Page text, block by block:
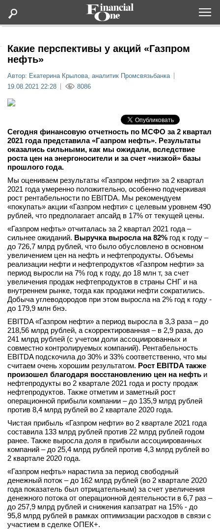
Статьи
Мероприятия
Интервью
вконтакте
телеграм
Стать автором
Вход
Какие перспективы у акций «Газпром
нефть»
Автор: Екатерина Крылова, аналитик Промсвязьбанка
19.08.2021 22:28
8086
Сегодня финансовую отчетность по МСФО за 2 квартал
2021 года представила «Газпром нефть». Результаты
оказались сильными, как мы ожидали, вследствие
роста цен на энергоносители и за счет «низкой» базы
прошлого года.
Мы оцениваем результаты «Газпром нефти» за 2 квартал
2021 года умеренно положительно, особенно подчеркивая
рост рентабельности по EBITDA. Мы рекомендуем
«покупать» акции «Газпром нефти» с целевым уровнем 490
рублей, что предполагает апсайд в 17% от текущей цены.
«Газпром нефть» отчиталась за 2 квартал 2021 года –
сильнее ожиданий. Выручка выросла на 82% год к году –
до 726,7 млрд рублей, что было обусловлено в основном
увеличением цен на нефть и нефтепродукты. Объемы
реализации нефти и нефтепродуктов «Газпром нефти» за
период выросли на 7% год к году, до 18 млн т, за счет
увеличения продаж нефтепродуктов в страны СНГ и на
внутреннем рынке, тогда как продажи нефти сократились.
Добыча углеводородов при этом выросла на 2% год к году -
до 179,9 млн бнэ.
EBITDA «Газпром нефти» а период выросла в 3,3 раза – до
218,56 млрд рублей, а скорректированная – в 2,9 раза, до
241 млрд рублей (c учетом доли ассоциированных и
совместно контролируемых компаний). Рентабельность
EBITDA подскочила до 30% и 33% соответственно, что мы
считаем очень хорошим результатом. Рост EBITDA также
произошел благодаря восстановлению цен на нефть и
нефтепродукты во 2 квартале 2021 года и росту продаж
нефтепродуктов. Также отметим и заметный рост
операционной прибыли компании – до 135,9 млрд рублей
против 8,4 млрд рублей во 2 квартале 2020 года.
Чистая прибыль «Газпром нефти» во 2 квартале 2021 года
составила 133 млрд рублей против 22 млрд рублей годом
ранее. Также выросла доля в прибыли ассоциированных
компаний – до 25,4 млрд рублей против 4,3 млрд рублей во
2 квартале 2020 года.
«Газпром нефть» нарастила за период свободный
денежный поток – до 162 млрд рублей (во 2 квартале 2020
года показатель был отрицательным) за счет увеличения
денежного потока от операционной деятельности в 6,7 раз –
до 257,9 млрд рублей и снижения капзатрат на 15% - до
95,8 млрд рублей в рамках оптимизации расходов в связи с
участием в сделке ОПЕК+.